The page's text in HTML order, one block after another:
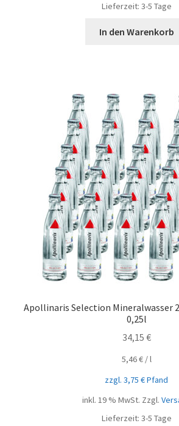
Lieferzeit: 3-5 Tage
In den Warenkorb
Apollinaris Selection Mineralwasser
0,25l
34,15 €
5,46€/l
zzgl. 3,75 €Pfand
inkl. 19 % MwSt. Zzgl.
Lieferzeit: 3-5 Tage